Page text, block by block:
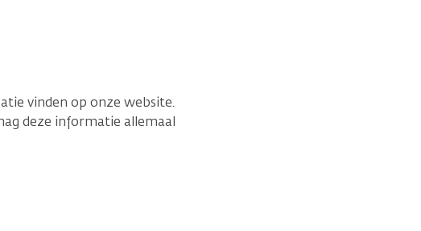
vinden op onze website.
deze informatie allemaal